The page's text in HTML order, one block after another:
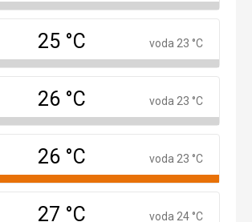
25 °C voda 23 °C
26 °C voda 23 °C
26 °C voda 23 °C
27 °C voda 24 °C